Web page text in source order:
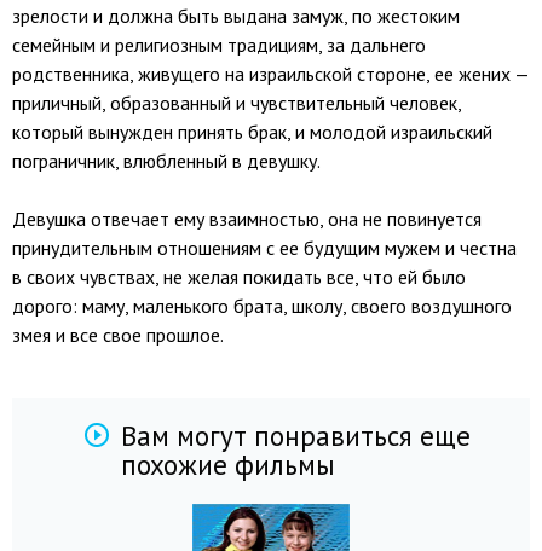
зрелости и должна быть выдана замуж, по жестоким
семейным и религиозным традициям, за дальнего
родственника, живущего на израильской стороне, ее жених —
приличный, образованный и чувствительный человек,
который вынужден принять брак, и молодой израильский
пограничник, влюбленный в девушку.
Девушка отвечает ему взаимностью, она не повинуется
принудительным отношениям с ее будущим мужем и честна
в своих чувствах, не желая покидать все, что ей было
дорого: маму, маленького брата, школу, своего воздушного
змея и все свое прошлое.
Вам могут понравиться еще
похожие фильмы